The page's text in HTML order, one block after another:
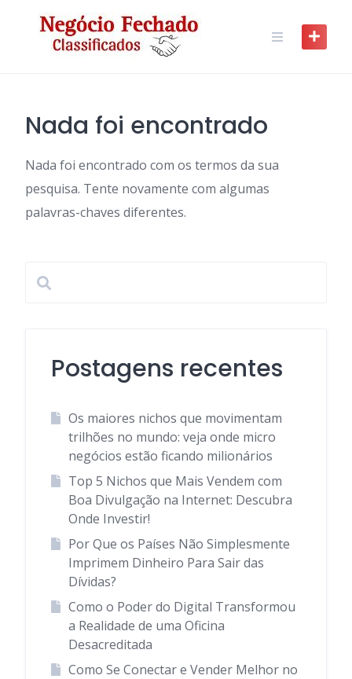
Nada foi encontrado
Nada foi encontrado com os termos da sua
pesquisa. Tente novamente com algumas
palavras-chaves diferentes.
Postagens recentes
Os maiores nichos que movimentam
trilhões no mundo: veja onde micro
negócios estão ficando milionários
Top 5 Nichos que Mais Vendem com
Boa Divulgação na Internet: Descubra
Onde Investir!
Por Que os Países Não Simplesmente
Imprimem Dinheiro Para Sair das
Dívidas?
Como o Poder do Digital Transformou
a Realidade de uma Oficina
Desacreditada
Como Se Conectar e Vender Melhor no